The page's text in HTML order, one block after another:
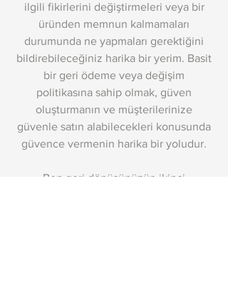
ilgili fikirlerini değiştirmeleri veya bir
üründen memnun kalmamaları
durumunda ne yapmaları gerektiğini
bildirebileceğiniz harika bir yerim. Basit
bir geri ödeme veya değişim
politikasına sahip olmak, güven
oluşturmanın ve müşterilerinize
güvenle satın alabilecekleri konusunda
güvence vermenin harika bir yoludur.
Ben geri dönüşünüzün ikinci